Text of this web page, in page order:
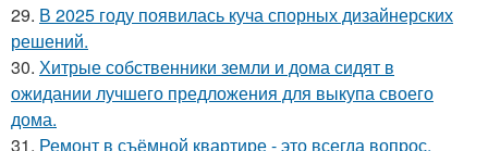
29. В 2025 году появилась куча спорных дизайнерских
решений.
30. Хитрые собственники земли и дома сидят в
ожидании лучшего предложения для выкупа своего
дома.
31. Ремонт в съёмной квартире - это всегда вопрос,